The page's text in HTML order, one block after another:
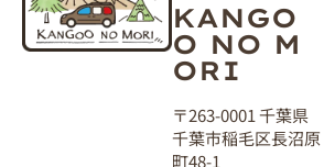
KANGO
O NO M
ORI
〒263-0001 千葉県
千葉市稲毛区長沼原
町48-1